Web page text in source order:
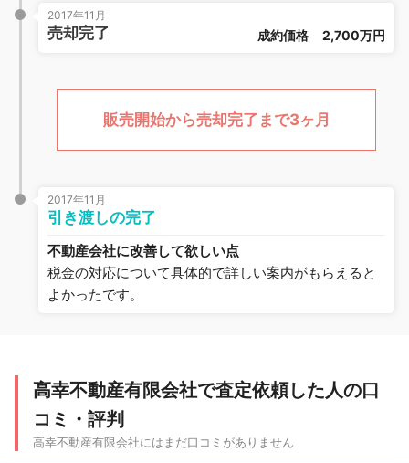
2017年11月
売却完了 成約価格 2,700万円
販売開始から売却完了まで3ヶ月
2017年11月
引き渡しの完了
不動産会社に改善して欲しい点
税金の対応について具体的で詳しい案内がもらえると
よかったです。
高幸不動産有限会社で査定依頼した人の口
コミ・評判
高幸不動産有限会社にはまだ口コミがありません